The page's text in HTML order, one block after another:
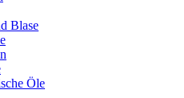
Blase
Öle